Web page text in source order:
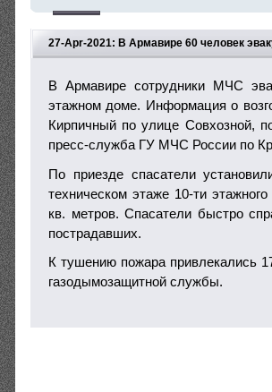
27-Apr-2021: В Армавире 60 человек
В Армавире сотрудники МЧС
этажном доме. Информация о
Кирпичный по улице Совхозной,
пресс-служба ГУ МЧС России по
По приезде спасатели
техническом этаже 10-ти
кв. метров. Спасатели быстро
пострадавших.
К тушению пожара привлекались
газодымозащитной службы.